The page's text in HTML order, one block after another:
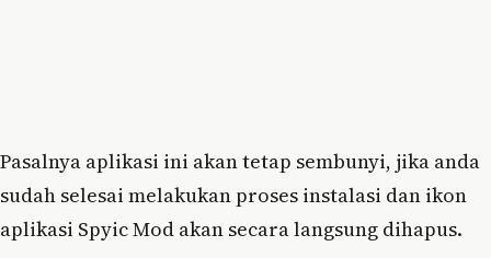
Pasalnya aplikasi ini akan tetap sembunyi, jika anda
sudah selesai melakukan proses instalasi dan ikon
aplikasi Spyic Mod akan secara langsung dihapus.